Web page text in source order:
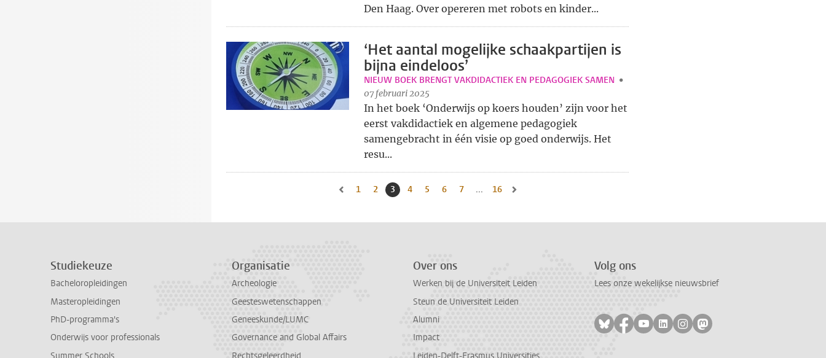
Den Haag. Over opereren met robots en kinder...
‘Het aantal mogelijke schaakpartijen is
bijna eindeloos’
NIEUW BOEK BRENGT VAKDIDACTIEK EN PEDAGOGIEK SAMEN
07 februari 2025
In het boek ‘Onderwijs op koers houden’ zijn voor het
eerst vakdidactiek en algemene pedagogiek
samengebracht in één visie op goed onderwijs. Het
resu...
Naar vorige pagina, pagina 2
Naar pagina
1 Naar pagina
2 Huidige pagina, pagina
3 Naar pagina
4 Naar pagina
5 Naar pagina
6 Naar pagina
7 ... Naar laatste pagina, pagina
16
Studiekeuze
Bacheloropleidingen
Masteropleidingen
PhD-programma's
Onderwijs voor professionals
Summer Schools
Organisatie
Archeologie
Geesteswetenschappen
Geneeskunde/LUMC
Governance and Global Affairs
Rechtsgeleerdheid
Over ons
Werken bij de Universiteit Leiden
Steun de Universiteit Leiden
Alumni
Impact
Leiden-Delft-Erasmus Universities
Volg ons
Lees onze wekelijkse nieuwsbrief
Volg ons op bluesky
Volg ons op facebook
Volg ons op youtube
Volg ons op linkedin
Volg ons op instagram
Volg ons op mastodon